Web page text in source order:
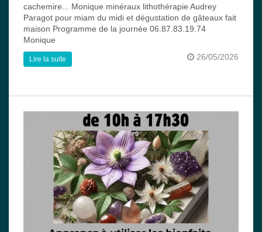
cachemire... Monique minéraux lithothérapie Audrey
Paragot pour miam du midi et dégustation de gâteaux fait
maison Programme de la journée 06.87.83.19.74
Monique
26/05/2026
Lire la suite